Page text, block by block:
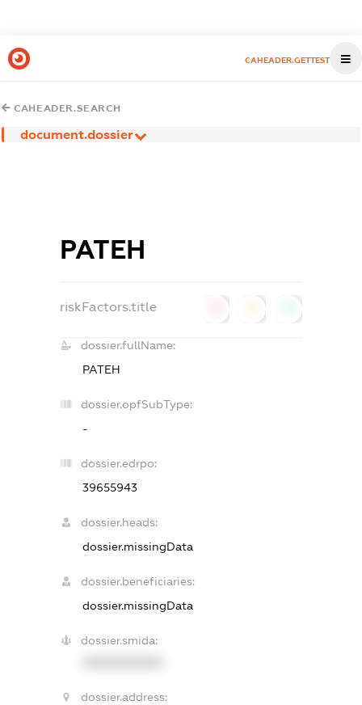
CAHEADER.GETTEST
CAHEADER.SEARCH
document.dossier
РАТЕН
riskFactors.title
dossier.fullName:
РАТЕН
dossier.opfSubType:
-
dossier.edrpo:
39655943
dossier.heads:
dossier.missingData
dossier.beneficiaries:
dossier.missingData
dossier.smida:
dossier.address: